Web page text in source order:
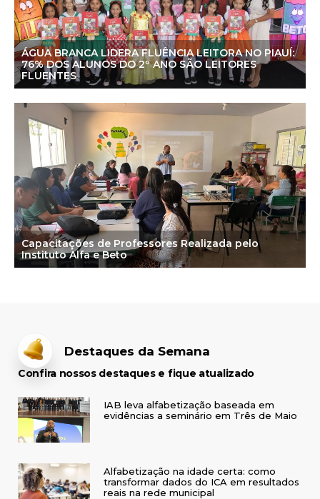
ÁGUA BRANCA LIDERA FLUÊNCIA LEITORA NO PIAUÍ:
76% DOS ALUNOS DO 2º ANO SÃO LEITORES
FLUENTES
Capacitações de Professores Realizada pelo
Instituto Alfa e Beto
Destaques da Semana
Confira nossos destaques e fique atualizado
IAB leva alfabetização baseada em
evidências a seminário em Três de Maio
Alfabetização na idade certa: como
transformar dados do ICA em resultados
reais na rede municipal